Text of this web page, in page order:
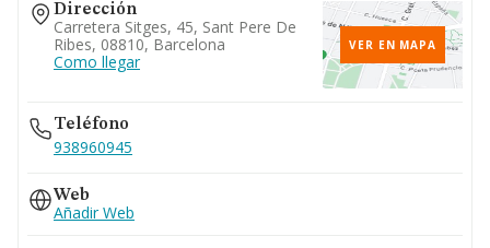
Dirección
Carretera Sitges, 45, Sant Pere De
Ribes, 08810, Barcelona
Como llegar
VER EN MAPA
Teléfono
938960945
Web
Añadir Web